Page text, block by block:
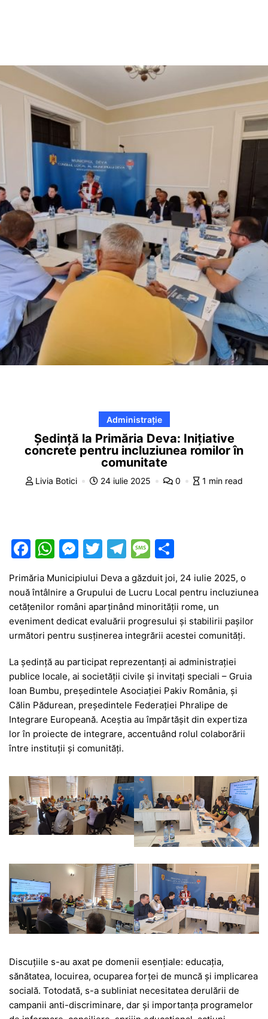
Administrație
Ședință la Primăria Deva: Inițiative
concrete pentru incluziunea romilor în
comunitate
Livia Botici 24 iulie 2025 0 1 min read
F
a
c
e
b
o
o
k
W
at
s
A
p
p
M
e
s
s
e
n
g
er
T
itt
er
T
e
gr
a
m
M
e
s
s
a
g
e
ta
je
a
z
ă
Primăria Municipiului Deva a găzduit joi, 24 iulie 2025, o
nouă întâlnire a Grupului de Lucru Local pentru incluziunea
cetățenilor români aparținând minorității rome, un
eveniment dedicat evaluării progresului și stabilirii pașilor
următori pentru susținerea integrării acestei comunități.
La ședință au participat reprezentanți ai administrației
publice locale, ai societății civile și invitați speciali – Gruia
Ioan Bumbu, președintele Asociației Pakiv România, și
Călin Pădurean, președintele Federației Phralipe de
Integrare Europeană. Aceștia au împărtășit din expertiza
lor în proiecte de integrare, accentuând rolul colaborării
între instituții și comunități.
Discuțiile s-au axat pe domenii esențiale: educația,
sănătatea, locuirea, ocuparea forței de muncă și implicarea
socială. Totodată, s-a subliniat necesitatea derulării de
campanii anti-discriminare, dar și importanța programelor